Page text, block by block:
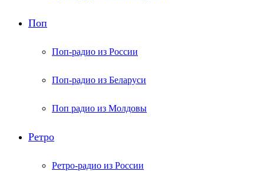
Поп
Поп-радио из России
Поп-радио из Беларуси
Поп радио из Молдовы
Ретро
Ретро-радио из России